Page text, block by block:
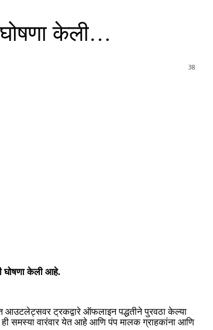
केली…
38
घोषणा केली आहे.
आउटलेट्सवर ट्रकद्वारे ऑफलाइन पद्धतीने पुरवठा केल्या
ही समस्या वारंवार येत आहे आणि पंप मालक ग्राहकांना आणि